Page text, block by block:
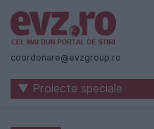
Știri
naționale
internaționale
coordonare@evzgroup.ro
▼ Proiecte speciale